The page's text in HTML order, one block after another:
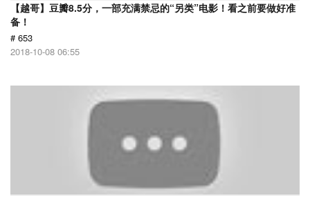
【越哥】豆瓣8.5分，一部充满禁忌的“另类”电影！看之前要做好准
备！
# 653
2018-10-08 06:55